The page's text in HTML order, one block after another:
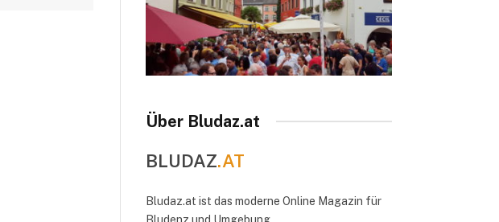
Über Bludaz.at
BLUDAZ.AT
Bludaz.at ist das moderne Online Magazin für
Bludenz und Umgebung.